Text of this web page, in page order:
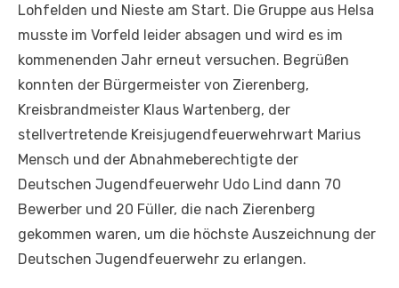
Lohfelden und Nieste am Start. Die Gruppe aus Helsa
musste im Vorfeld leider absagen und wird es im
kommenenden Jahr erneut versuchen. Begrüßen
konnten der Bürgermeister von Zierenberg,
Kreisbrandmeister Klaus Wartenberg, der
stellvertretende Kreisjugendfeuerwehrwart Marius
Mensch und der Abnahmeberechtigte der
Deutschen Jugendfeuerwehr Udo Lind dann 70
Bewerber und 20 Füller, die nach Zierenberg
gekommen waren, um die höchste Auszeichnung der
Deutschen Jugendfeuerwehr zu erlangen.